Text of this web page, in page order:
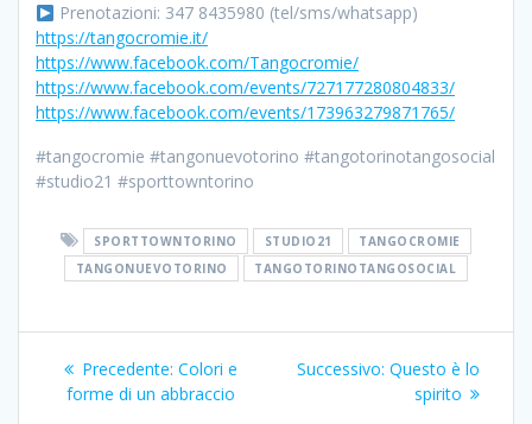
Prenotazioni: 347 8435980 (tel/sms/whatsapp)
https://tangocromie.it/
https://www.facebook.com/Tangocromie/
https://www.facebook.com/events/727177280804833/
https://www.facebook.com/events/173963279871765/
#tangocromie #tangonuevotorino #tangotorinotangosocial
#studio21 #sporttowntorino
SPORTTOWNTORINO STUDIO21
TANGOCROMIE
TANGONUEVOTORINO
TANGOTORINOTANGOSOCIAL
Navigazione
articoli
Precedente: Articolo
precedente:
Colori e
forme di un abbraccio
Successivo: Articolo
successivo:
Questo è lo
spirito